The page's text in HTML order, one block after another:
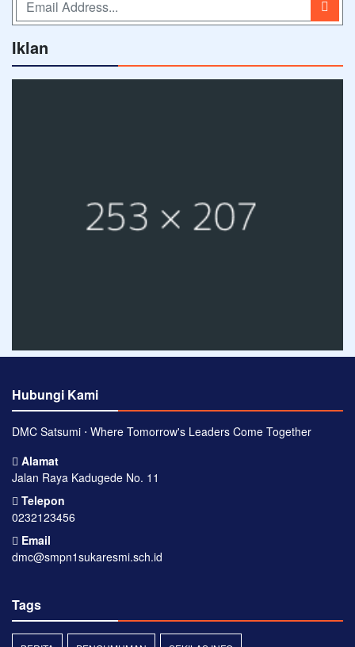
Iklan
Hubungi Kami
DMC Satsumi ⋅ Where Tomorrow's Leaders Come Together
Alamat
Jalan Raya Kadugede No. 11
Telepon
0232123456
Email
dmc@smpn1sukaresmi.sch.id
Tags